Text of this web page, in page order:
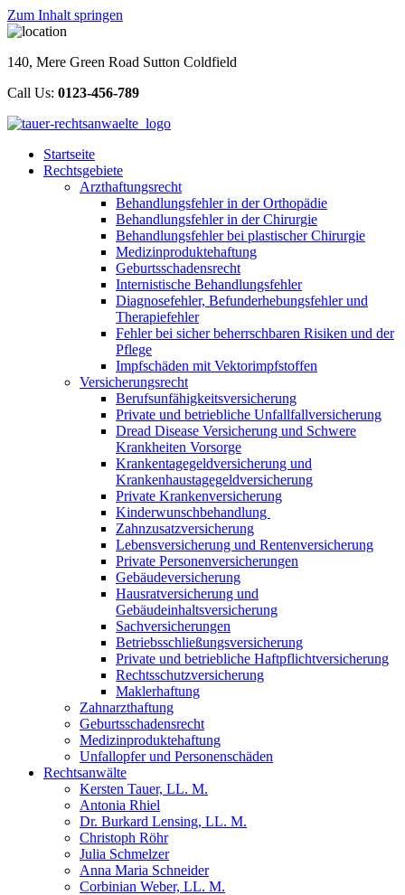
Zum Inhalt springen
140, Mere Green Road Sutton Coldfield
Call Us: 0123-456-789
Startseite
Rechtsgebiete
Arzthaftungsrecht
Behandlungsfehler in der Orthopädie
Behandlungsfehler in der Chirurgie
Behandlungsfehler bei plastischer Chirurgie
Medizinproduktehaftung
Geburtsschadensrecht
Internistische Behandlungsfehler
Diagnosefehler, Befunderhebungsfehler und
Therapiefehler
Fehler bei sicher beherrschbaren Risiken und der
Pflege
Impfschäden mit Vektorimpfstoffen
Versicherungsrecht
Berufsunfähigkeitsversicherung
Private und betriebliche Unfallfallversicherung
Dread Disease Versicherung und Schwere
Krankheiten Vorsorge
Krankentagegeldversicherung und
Krankenhaustagegeldversicherung
Private Krankenversicherung
Kinderwunschbehandlung
Zahnzusatzversicherung
Lebensversicherung und Rentenversicherung
Private Personenversicherungen
Gebäudeversicherung
Hausratversicherung und
Gebäudeinhaltsversicherung
Sachversicherungen
Betriebsschließungsversicherung
Private und betriebliche Haftpflichtversicherung
Rechtsschutzversicherung
Maklerhaftung
Zahnarzthaftung
Geburtsschadensrecht
Medizinproduktehaftung
Unfallopfer und Personenschäden
Rechtsanwälte
Kersten Tauer, LL. M.
Antonia Rhiel
Dr. Burkard Lensing, LL. M.
Christoph Röhr
Julia Schmelzer
Anna Maria Schneider
Corbinian Weber, LL. M.